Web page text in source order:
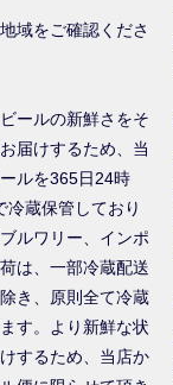
域をご確認くださ
ールの新鮮さをそ
届けするため、当
ルを365日24時
蔵保管しており
ルワリー、インポ
は、一部冷蔵配送
き、原則全て冷蔵
す。より新鮮な状
するため、当店か